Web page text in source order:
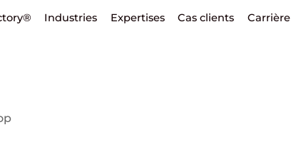
Industries Expertises Cas clients Carrière